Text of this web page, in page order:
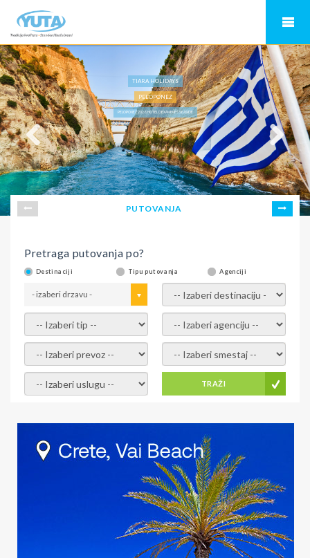
TIARA HOLIDAYS
PELOPONEZ
PELOPONEZ 2026, HOTEL DEXAMENES SEASIDE
PUTOVANJA
Pretraga putovanja po?
Destinaciji Tipu putovanja Agenciji
- izaberi drzavu - - izaberi destinaciju -
- izaberi tip - - izaberi agenciju -
- izaberi prevoz - - Izaberite smestaj -
- Izaberite uslugu - TRAŽI